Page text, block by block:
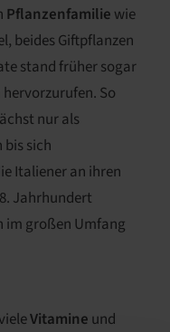
Pflanzenfamilie wie
beides Giftpflanzen
stand früher sogar
So
nur als
bis sich
Italiener an ihren
Jahrhundert
im großen Umfang
Vitamine und